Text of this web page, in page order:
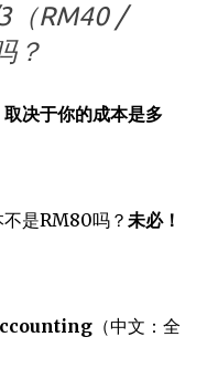
（RM40 /
？
决于你的成本是多
是RM80吗？ 未必！
（中文：全